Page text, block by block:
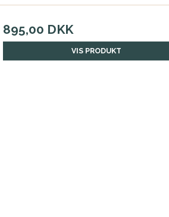
895,00 DKK
VIS PRODUKT